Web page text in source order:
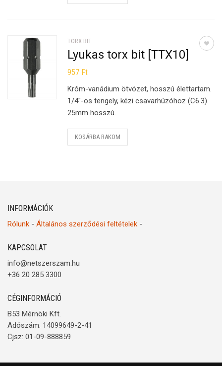
TORX BIT
Lyukas torx bit [TTX10]
957 Ft
Króm-vanádium ötvözet, hosszú élettartam.
1/4″-os tengely, kézi csavarhúzóhoz (C6.3).
25mm hosszú.
KOSÁRBA RAKOM
INFORMÁCIÓK
Rólunk - Általános szerződési feltételek -
KAPCSOLAT
info@netszerszam.hu
+36 20 285 3300
CÉGINFORMÁCIÓ
B53 Mérnöki Kft.
Adószám: 14099649-2-41
Cjsz: 01-09-888859